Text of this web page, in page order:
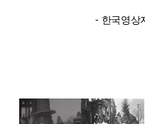
- 한국영상